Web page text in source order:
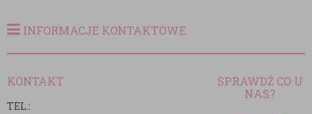
INFORMACJE KONTAKTOWE
KONTAKT
TEL.:
SPRAWDŹ CO U
NAS?